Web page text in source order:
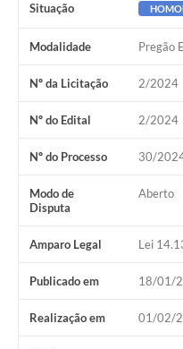
Situação
Modalidade Pregão
Nº da Licitação 2/2024
Nº do Edital 2/2024
Nº do Processo 30/
Modo de
Disputa
Aberto
Amparo Legal Lei
Publicado em 18/01/
Realização em 01/02/